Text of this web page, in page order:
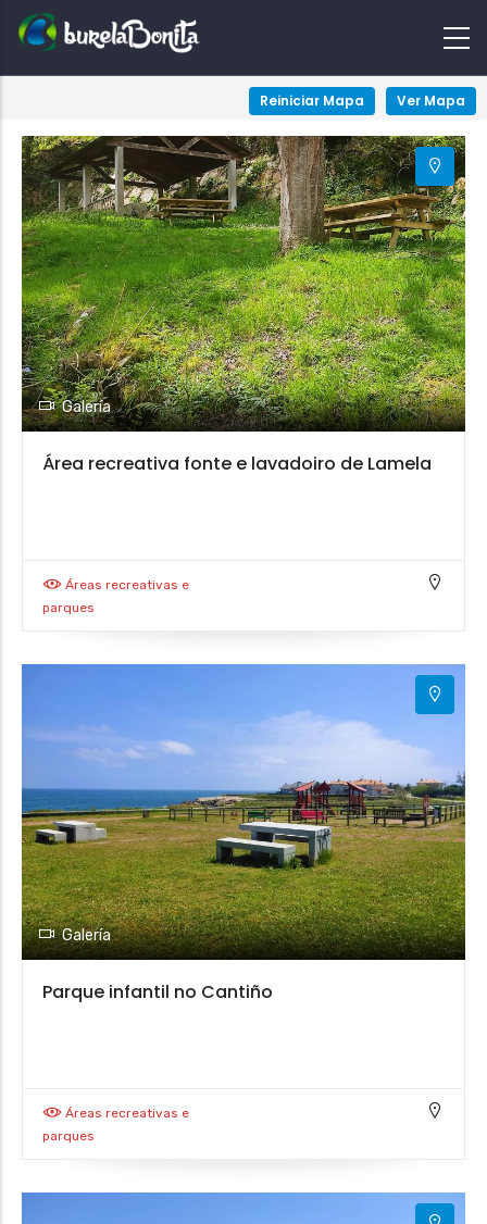
Reiniciar Mapa Ver Mapa
Galería
Área recreativa fonte e lavadoiro de Lamela
Áreas recreativas e
parques
Galería
Parque infantil no Cantiño
Áreas recreativas e
parques
−